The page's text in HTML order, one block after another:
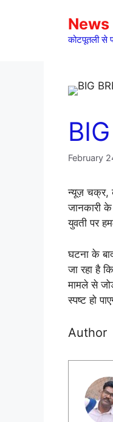
कोटपूतली से
February
न्यूज़ चक्र,
जानकारी
युवती पर
घटना के
जा रहा है
मामले से
स्पष्ट हो
Author